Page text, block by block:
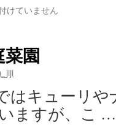
けていません
園
はキューリや
ますが、こ